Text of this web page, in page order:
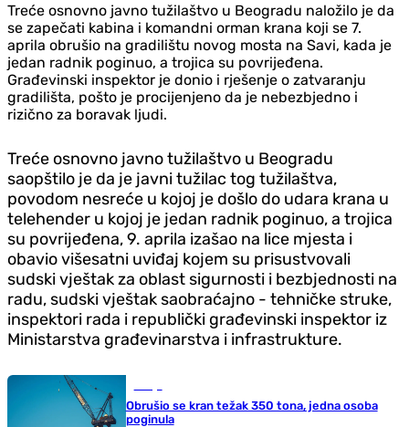
Treće osnovno javno tužilaštvo u Beogradu naložilo je da
se zapečati kabina i komandni orman krana koji se 7.
aprila obrušio na gradilištu novog mosta na Savi, kada je
jedan radnik poginuo, a trojica su povrijeđena.
Građevinski inspektor je donio i rješenje o zatvaranju
gradilišta, pošto je procijenjeno da je nebezbjedno i
rizično za boravak ljudi.
Treće osnovno javno tužilaštvo u Beogradu
saopštilo je da je javni tužilac tog tužilaštva,
povodom nesreće u kojoj je došlo do udara krana u
telehender u kojoj je jedan radnik poginuo, a trojica
su povrijeđena, 9. aprila izašao na lice mjesta i
obavio višesatni uviđaj kojem su prisustvovali
sudski vještak za oblast sigurnosti i bezbjednosti na
radu, sudski vještak saobraćajno - tehničke struke,
inspektori rada i republički građevinski inspektor iz
Ministarstva građevinarstva i infrastrukture.
Obrušio se kran težak 350 tona, jedna osoba
poginula